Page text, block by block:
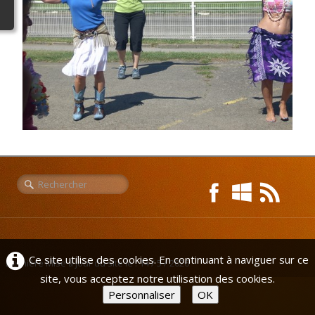
Liens
L'Europe de Michel
Dernière Mise à jour du site le : 14 / 5 / 2026
Ce site utilise des cookies. En continuant à naviguer sur ce
site, vous acceptez notre utilisation des cookies.
Personnaliser
OK